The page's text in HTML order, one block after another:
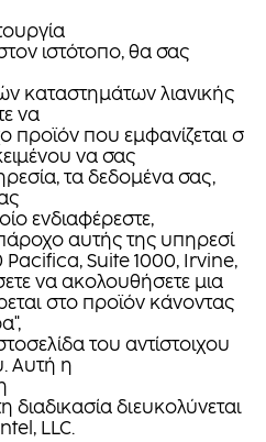
ιστότοπο, θα σας
καταστημάτων λιανικής
να
προϊόν που εμφανίζεται σ
να σας
τα δεδομένα σας,
ενδιαφέρεστε,
αυτής της υπηρεσί
Pacifica, Suite 1000, Irvine,
να ακολουθήσετε μια
στο προϊόν κάνοντας
του αντίστοιχου
Αυτή η
διευκολύνεται
LLC.